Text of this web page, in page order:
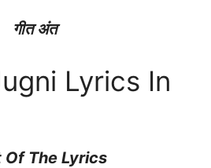
गीत अंत
Lyrics In
The Lyrics